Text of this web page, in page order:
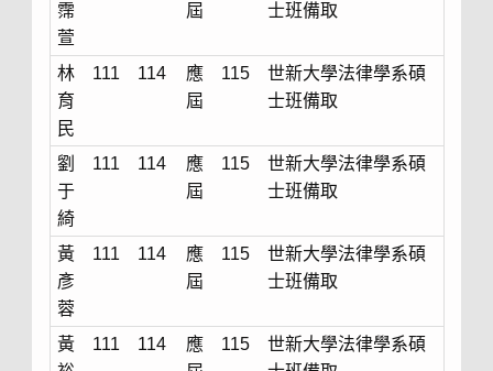
霈
萱
屆
士班備取
林
育
民
111 114
應
屆
115
世新大學法律學系碩
士班備取
劉
于
綺
111 114
應
屆
115
世新大學法律學系碩
士班備取
黃
彥
蓉
111 114
應
屆
115
世新大學法律學系碩
士班備取
黃
111 114
應
115
世新大學法律學系碩